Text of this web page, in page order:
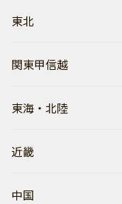
東北
関東甲信越
東海・北陸
近畿
中国